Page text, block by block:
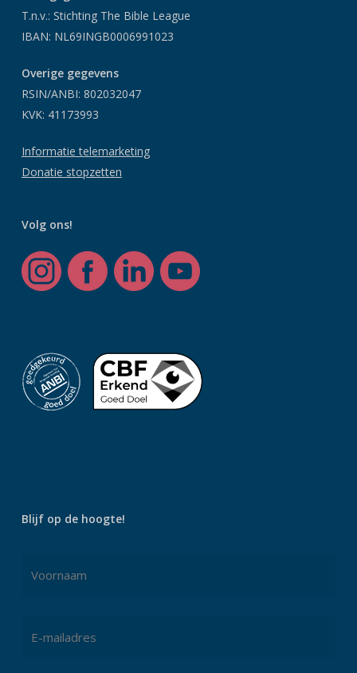
T.n.v.: Stichting The Bible League
IBAN: NL69INGB0006991023
Overige gegevens
RSIN/ANBI: 802032047
KVK: 41173993
Informatie telemarketing
Donatie stopzetten
Volg ons!
Blijf op de hoogte!
mailadres